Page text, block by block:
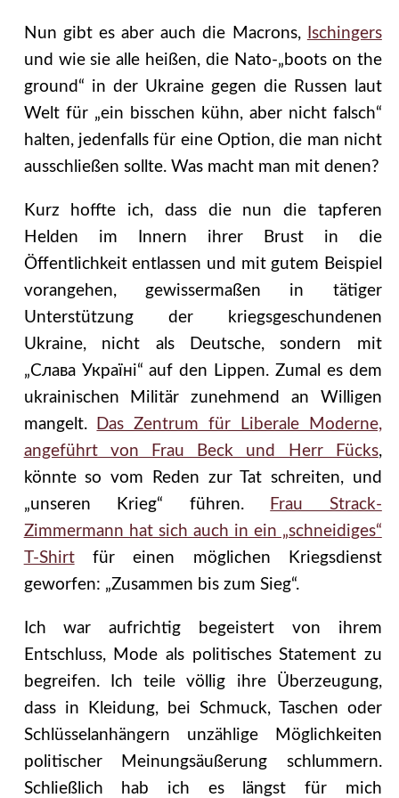
Nun gibt es aber auch die Macrons,
Ischingers
und wie sie alle heißen, die Nato-„boots on the
ground“ in der Ukraine gegen die Russen laut
Welt für „ein bisschen kühn, aber nicht falsch“
halten, jedenfalls für eine Option, die man nicht
ausschließen sollte. Was macht man mit denen?
Kurz hoffte ich, dass die nun die tapferen
Helden im Innern ihrer Brust in die
Öffentlichkeit entlassen und mit gutem Beispiel
vorangehen, gewissermaßen in tätiger
Unterstützung der kriegsgeschundenen
Ukraine, nicht als Deutsche, sondern mit
„Слава Україні“ auf den Lippen. Zumal es dem
ukrainischen Militär zunehmend an Willigen
mangelt.
Das Zentrum für Liberale Moderne,
angeführt von Frau Beck und Herr Fücks,
könnte so vom Reden zur Tat schreiten, und
„unseren Krieg“ führen.
Frau Strack-
Zimmermann hat sich auch in ein „schneidiges“
T-Shirtfür einen möglichen Kriegsdienst
geworfen: „Zusammen bis zum Sieg“.
Ich war aufrichtig begeistert von ihrem
Entschluss, Mode als politisches Statement zu
begreifen. Ich teile völlig ihre Überzeugung,
dass in Kleidung, bei Schmuck, Taschen oder
Schlüsselanhängern unzählige Möglichkeiten
politischer Meinungsäußerung schlummern.
Schließlich hab ich es längst für mich